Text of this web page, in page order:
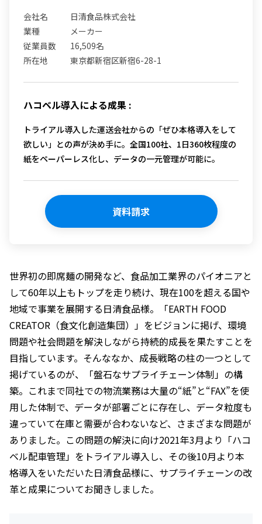
会社名
日清食品株式会社
業種
メーカー
従業員数
16,509名
所在地
東京都新宿区新宿6-28-1
ハコベル導入による成果 :
トライアル導入した運送会社からの 「ぜひ本格導入をして
欲しい」との声が決め手に。全国100社、1日360枚程度の
紙をペーパーレス化し、データの一元管理が可能に。
資料請求
世界初の即席麺の開発など、食品加工業界のパイオニアと
して60年以上もトップを走り続け、現在100を超える国や
地域で事業を展開する日清食品様。「EARTH FOOD
CREATOR（食文化創造集団）」をビジョンに掲げ、環境
問題や社会問題を解決しながら持続的成長を果たすことを
目指しています。そんななか、成長戦略の柱の一つとして
掲げているのが、「盤石なサプライチェーン体制」の構
築。これまで同社での物流業務は大量の“紙”と“FAX”を使
用した体制で、データが部署ごとに存在し、データ粒度も
違っていて在庫と需要が合わないなど、さまざまな問題が
ありました。この問題の解決に向け2021年3月より「ハコ
ベル配車管理」をトライアル導入し、その後10月より本
格導入をいただいた日清食品様に、サプライチェーンの改
革と成果についてお聞きしました。